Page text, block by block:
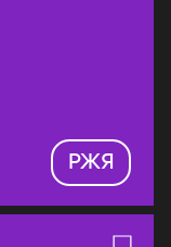
РЖЯ